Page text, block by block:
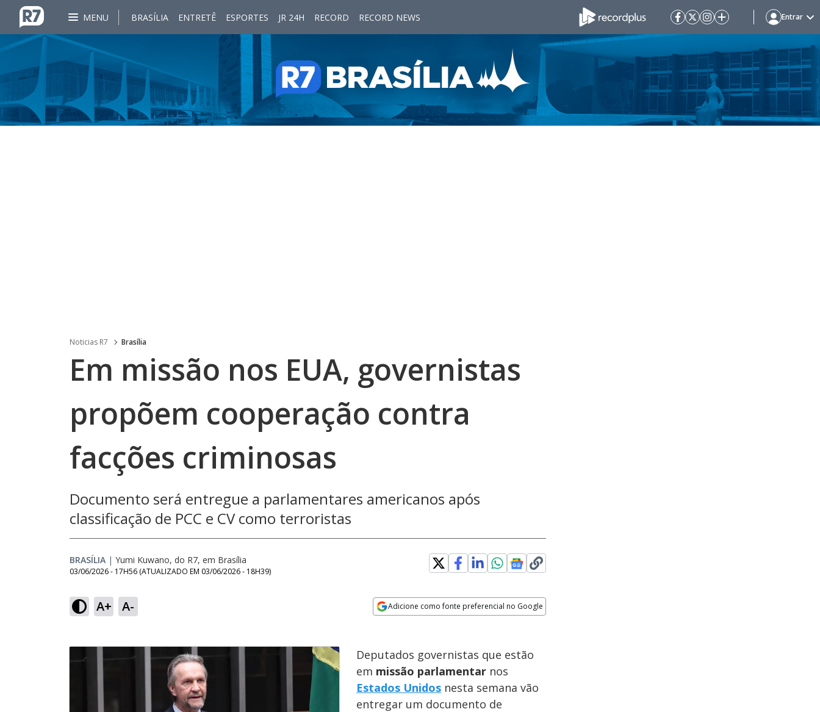
MENU BRASÍLIA ENTRETÊ ESPORTES JR 24H RECORD RECORD NEWS Entrar
Noticias R7 Brasília
Em missão nos EUA, governistas
propõem cooperação contra
facções criminosas
Documento será entregue a parlamentares americanos após
classificação de PCC e CV como terroristas
BRASÍLIA | Yumi Kuwano, do R7, em Brasília
03/06/2026 - 17H56 (ATUALIZADO EM 03/06/2026 - 18H39)
A+ A- Adicione como fonte preferencial no Google
Deputados governistas que estão
em missão parlamentar nos
Estados Unidos nesta semana vão
entregar um documento de